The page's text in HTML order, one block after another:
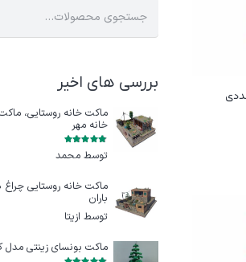
جستجو
برای:
بررسی های اخیر
ماکت خانه روستایی،
خانه مهر
توسط محمد
ماکت خانه روستایی چراغ‌
باران
توسط ازيتا
ماکت بونسای زینتی مدل